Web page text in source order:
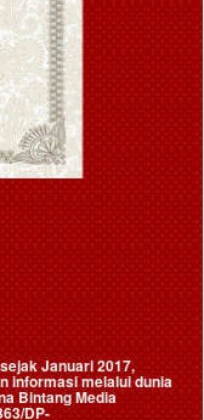
Januari 2017,
informasi melalui dunia
Bintang Media
DP-